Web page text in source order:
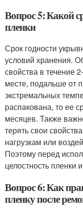
Вопрос 5: Какой
пленки
Срок годности
условий хранения.
свойства в течение
месте, подальше от
экстремальных
распакована, то ее
месяцев. Также
терять свои
нагрузкам или
Поэтому перед
целостность пленки
Вопрос 6: Как
пленку после